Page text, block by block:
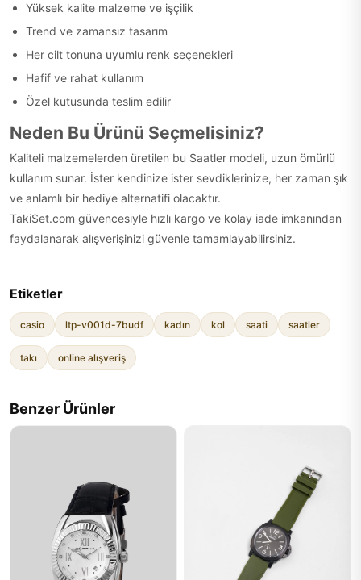
Yüksek kalite malzeme ve işçilik
Trend ve zamansız tasarım
Her cilt tonuna uyumlu renk seçenekleri
Hafif ve rahat kullanım
Özel kutusunda teslim edilir
Neden Bu Ürünü Seçmelisiniz?
Kaliteli malzemelerden üretilen bu Saatler modeli, uzun ömürlü
kullanım sunar. İster kendinize ister sevdiklerinize, her zaman şık
ve anlamlı bir hediye alternatifi olacaktır.
TakiSet.com güvencesiyle hızlı kargo ve kolay iade imkanından
faydalanarak alışverişinizi güvenle tamamlayabilirsiniz.
Etiketler
casio ltp-v001d-7budf kadın kol saati saatler
takı online alışveriş
Benzer Ürünler